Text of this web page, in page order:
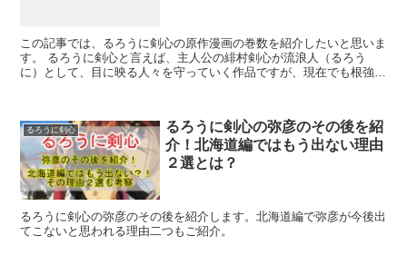
この記事では、るろうに剣心の原作漫画の巻数を紹介したいと思いま
す。 るろうに剣心と言えば、主人公の緋村剣心が流浪人（るろう
に）として、目に映る人々を守っていく作品ですが、現在でも根強い
るろうに剣心
るろうに剣心の弥彦のその後を紹
介！北海道編ではもう出ない理由
２選とは？
るろうに剣心の弥彦のその後を紹介します。北海道編で弥彦が今後出
てこないと思われる理由二つもご紹介。